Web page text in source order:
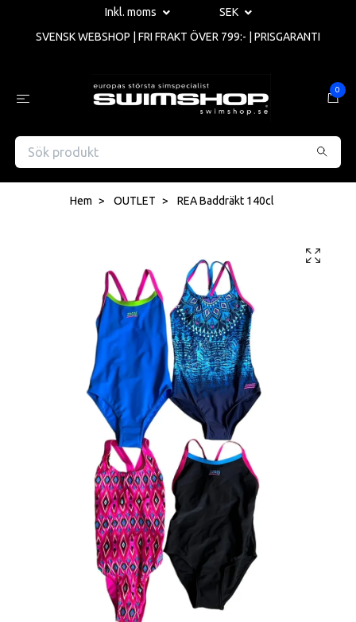
Inkl. moms
SEK
SVENSK WEBSHOP | FRI FRAKT ÖVER 799:- | PRISGARANTI
0
Hem OUTLET REA Baddräkt 140cl